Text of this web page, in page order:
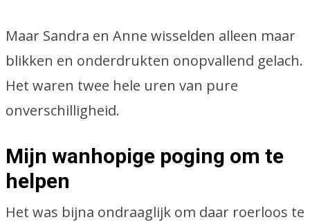
Maar Sandra en Anne wisselden alleen maar
blikken en onderdrukten onopvallend gelach.
Het waren twee hele uren van pure
onverschilligheid.
Mijn wanhopige poging om te
helpen
Het was bijna ondraaglijk om daar roerloos te